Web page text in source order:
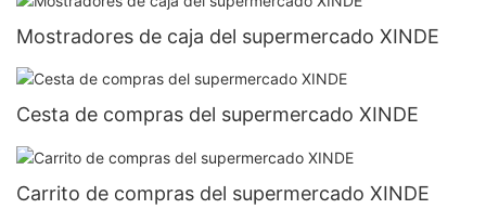
Mostradores de caja del supermercado XINDE
Cesta de compras del supermercado XINDE
Carrito de compras del supermercado XINDE